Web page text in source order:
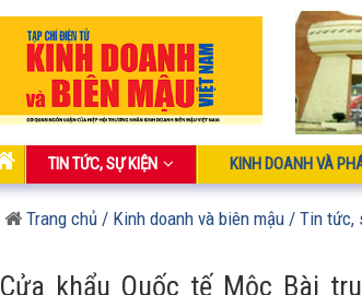
TIN TỨC, SỰ KIỆN KINH DOANH VÀ
Trang chủ / Kinh doanh và biên mậu / Tin tức,
Cửa khẩu Quốc tế Mộc Bài